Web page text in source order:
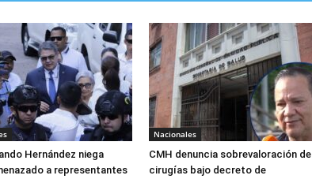
Hernández niega
a representantes
Nacionales
CMH denuncia sobrevaloración de
cirugías bajo decreto de